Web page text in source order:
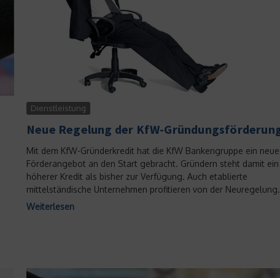
Dienstleistung
Neue Regelung der KfW-
Mit dem KfW-Gründerkredit hat die KfW Bankengruppe ein
Förderangebot an den Start gebracht. Gründern steht damit ein
höherer Kredit als bisher zur Verfügung. Auch etablierte
mittelständische Unternehmen profitieren von der
Weiterlesen